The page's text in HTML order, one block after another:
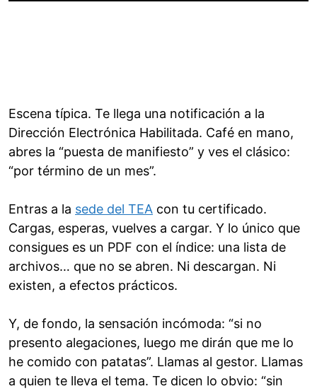
Escena típica. Te llega una notificación a la
Dirección Electrónica Habilitada. Café en mano,
abres la “puesta de manifiesto” y ves el clásico:
“por término de un mes”.
Entras a la sede del TEA con tu certificado.
Cargas, esperas, vuelves a cargar. Y lo único que
consigues es un PDF con el índice: una lista de
archivos… que no se abren. Ni descargan. Ni
existen, a efectos prácticos.
Y, de fondo, la sensación incómoda: “si no
presento alegaciones, luego me dirán que me lo
he comido con patatas”. Llamas al gestor. Llamas
a quien te lleva el tema. Te dicen lo obvio: “sin